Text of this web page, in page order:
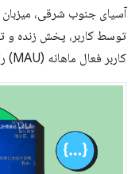
آسیای جنوب شرقی، میزبان
کاربر فعال ماهانه (MAU) را به خود جذب می کند.